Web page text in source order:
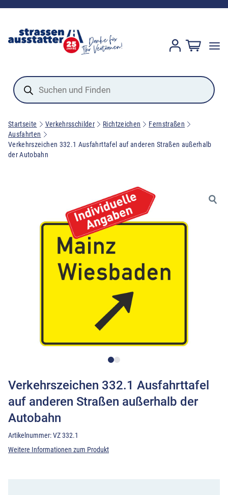
Products
search
Startseite Verkehrsschilder Richtzeichen
Fernstraßen
Ausfahrten
Verkehrszeichen 332.1 Ausfahrttafel auf anderen Straßen außerhalb
der Autobahn
Verkehrszeichen 332.1 Ausfahrttafel
auf anderen Straßen außerhalb der
Autobahn
Artikelnummer:VZ 332.1
Weitere Informationen zum Produkt